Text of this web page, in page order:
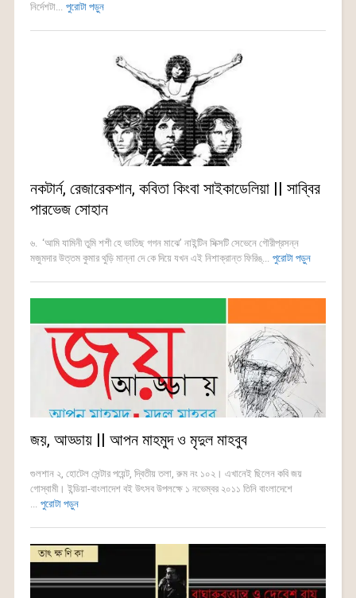
নির্দেশটা... পুরোটা পড়ুন
নকটার্ন, রেজারেকশান, কবিতা কিংবা সাইকাডেলিয়া || সাব্বির
পারভেজ সোহান
৬. ‘আমি যামিনী তুমি শশী হে ভাতিছ গগন মাঝে’ নাইন্টিন সিক্সটি সেভেনে গৌরীপ্রসন্ন
মজুমদার উত্তম কুমার থুড়ি মান্না দে কে দিয়ে যখন এই নিশাক্রান্ত ফিরিঙ্... পুরোটা পড়ুন
জয়, আড্ডায় || আপন মাহমুদ ও মৃদুল মাহবুব
গুলশান ২, হোটেল সেন্টার পয়েন্ট, দ্বিতীয় তলা, রুম নং ১০২। এখানেই ছিলেন কবি জয়
গোস্বামী। ইন্ডিয়া-বাংলাদেশ বই উৎসব উপলক্ষে ১ নভেম্বর ২০১১ তিনি বাংলাদেশে
... পুরোটা পড়ুন